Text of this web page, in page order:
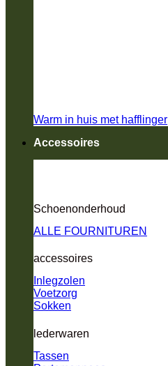
Warm in huis met hafflinger
Accessoires
Schoenonderhoud
ALLE FOURNITUREN
accessoires
Inlegzolen
Voetzorg
Sokken
lederwaren
Tassen